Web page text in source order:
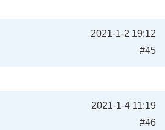
2021-1-2 19:12
#45
2021-1-4 11:19
#46